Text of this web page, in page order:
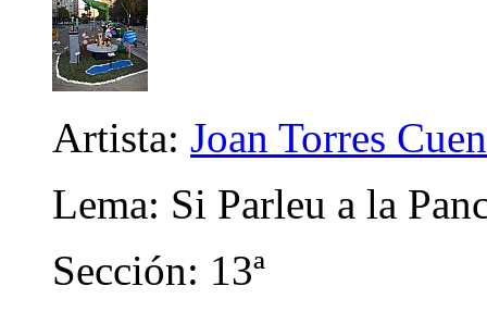
Artista: Joan Torres
Lema: Si Parleu a la
Sección: 13ª